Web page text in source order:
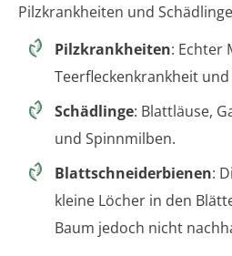
Pilzkrankheiten und
Pilzkrankheiten: Echter
Teerfleckenkrankheit
Schädlinge: Blattläuse,
und Spinnmilben.
Blattschneiderbienen:
kleine Löcher in den
Baum jedoch nicht